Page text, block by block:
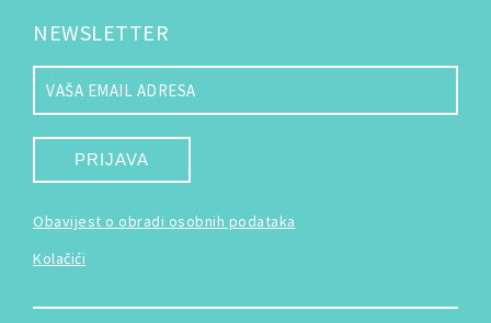
NEWSLETTER
PRIJAVA
Obavijest o obradi osobnih podataka
Kolačići